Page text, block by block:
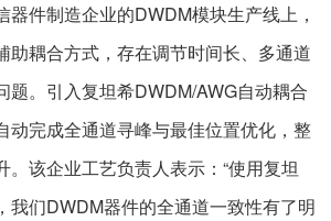
件制造企业的DWDM模块生产线上，
助耦合方式，存在调节时间长、多通道
题。引入复坦希DWDM/AWG自动耦合
动完成全通道寻峰与最佳位置优化，整
。该企业工艺负责人表示：“使用复坦
我们DWDM器件的全通道一致性有了明